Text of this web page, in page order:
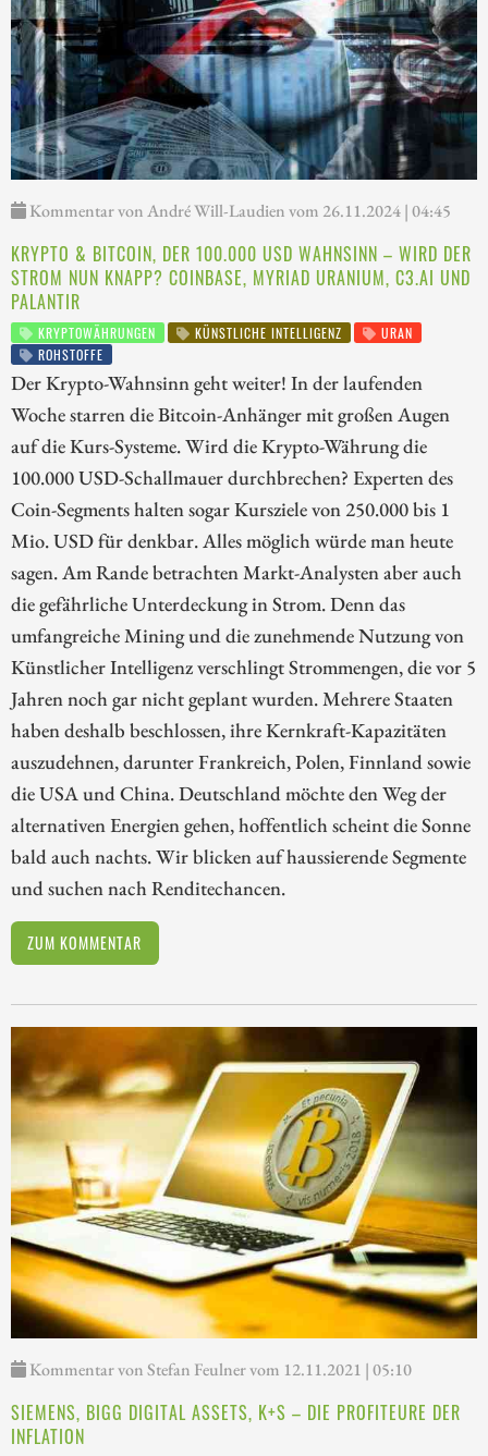
Kommentar von André Will-Laudien vom 26.11.2024 | 04:45
KRYPTO & BITCOIN, DER 100.000 USD WAHNSINN – WIRD DER
STROM NUN KNAPP? COINBASE, MYRIAD URANIUM, C3.AI UND
PALANTIR
KRYPTOWÄHRUNGEN KÜNSTLICHE INTELLIGENZ
URAN
ROHSTOFFE
Der Krypto-Wahnsinn geht weiter! In der laufenden
Woche starren die Bitcoin-Anhänger mit großen Augen
auf die Kurs-Systeme. Wird die Krypto-Währung die
100.000 USD-Schallmauer durchbrechen? Experten des
Coin-Segments halten sogar Kursziele von 250.000 bis 1
Mio. USD für denkbar. Alles möglich würde man heute
sagen. Am Rande betrachten Markt-Analysten aber auch
die gefährliche Unterdeckung in Strom. Denn das
umfangreiche Mining und die zunehmende Nutzung von
Künstlicher Intelligenz verschlingt Strommengen, die vor 5
Jahren noch gar nicht geplant wurden. Mehrere Staaten
haben deshalb beschlossen, ihre Kernkraft-Kapazitäten
auszudehnen, darunter Frankreich, Polen, Finnland sowie
die USA und China. Deutschland möchte den Weg der
alternativen Energien gehen, hoffentlich scheint die Sonne
bald auch nachts. Wir blicken auf haussierende Segmente
und suchen nach Renditechancen.
ZUM KOMMENTAR
Kommentar von Stefan Feulner vom 12.11.2021 | 05:10
SIEMENS, BIGG DIGITAL ASSETS, K+S – DIE PROFITEURE DER
INFLATION